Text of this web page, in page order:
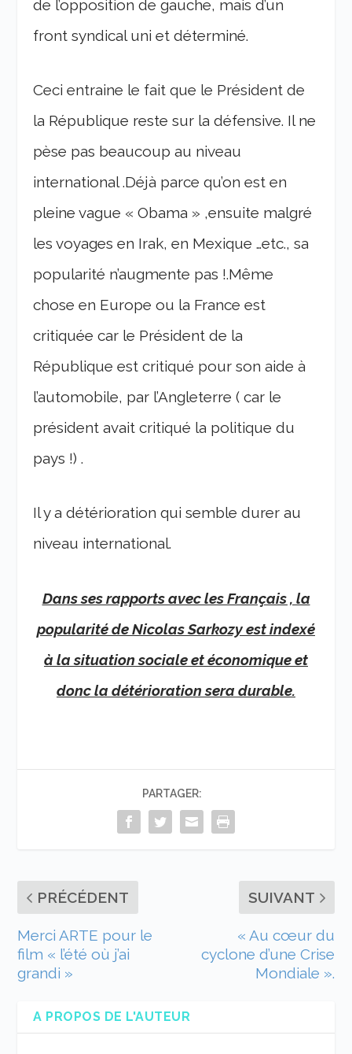
de l’opposition de gauche, mais d’un
front syndical uni et déterminé.
Ceci entraine le fait que le Président de
la République reste sur la défensive. Il ne
pèse pas beaucoup au niveau
international .Déjà parce qu’on est en
pleine vague « Obama » ,ensuite malgré
les voyages en Irak, en Mexique …etc., sa
popularité n’augmente pas !.Même
chose en Europe ou la France est
critiquée car le Président de la
République est critiqué pour son aide à
l’automobile, par l’Angleterre ( car le
président avait critiqué la politique du
pays !) .
Il y a détérioration qui semble durer au
niveau international.
Dans ses rapports avec les Français , la
popularité de Nicolas Sarkozy est indexé
à la situation sociale et économique et
donc la détérioration sera durable.
PARTAGER:
PRÉCÉDENT
Merci ARTE pour le
film « l’été où j’ai
grandi »
SUIVANT
« Au cœur du
cyclone d’une Crise
Mondiale ».
A PROPOS DE L'AUTEUR